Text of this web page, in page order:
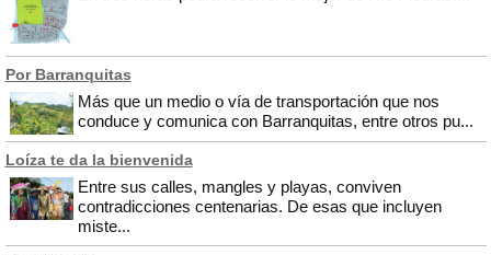
Por Barranquitas
Más que un medio o vía de transportación que nos
conduce y comunica con Barranquitas, entre otros pu...
Loíza te da la bienvenida
Entre sus calles, mangles y playas, conviven
contradicciones centenarias. De esas que incluyen
miste...